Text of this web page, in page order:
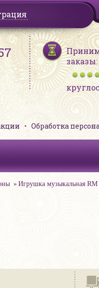
заказы:
Обработка
Игрушка музыкальная